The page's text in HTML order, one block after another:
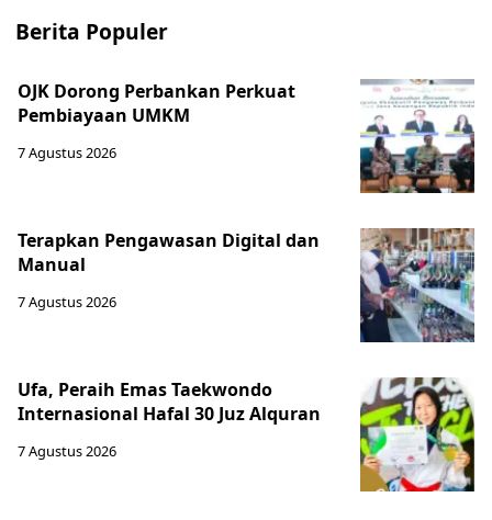
Berita Populer
OJK Dorong Perbankan Perkuat
Pembiayaan UMKM
7 Agustus 2026
Terapkan Pengawasan Digital dan
Manual
7 Agustus 2026
Ufa, Peraih Emas Taekwondo
Internasional Hafal 30 Juz Alquran
7 Agustus 2026